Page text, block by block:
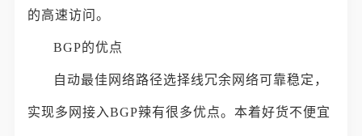
的高速访问。
BGP的优点
自动最佳网络路径选择线冗余网络可靠稳定，
实现多网接入BGP辣有很多优点。本着好货不便宜